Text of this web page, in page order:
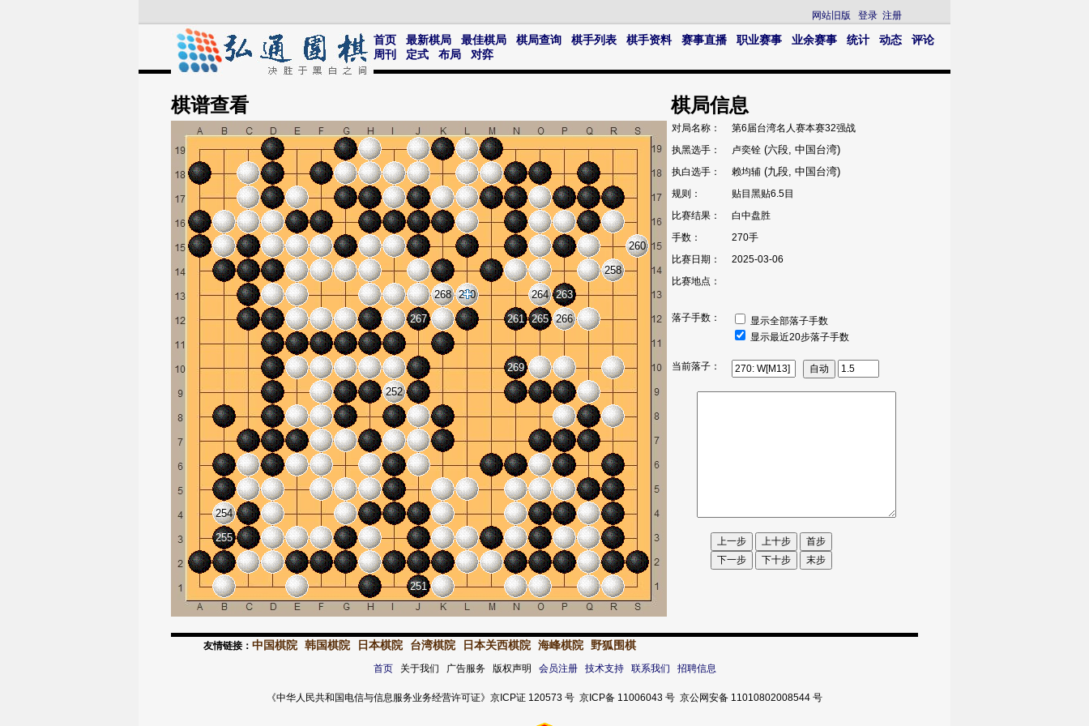
网站旧版 登录 注册
首页 最新棋局 最佳棋局 棋局查询 棋手列表 棋手资料 赛事直播 职业赛事 业余赛事 统计 动态
评论
周刊
定式 布局 对弈
棋谱查看
251
252
254
255
258
260
261
263
264
265 266
267
268
269
270
棋局信息
对局名称：
第6届台湾名人赛本赛32强战
执黑选手：
卢奕铨 (六段, 中国台湾)
执白选手： 赖均辅 (九段, 中国台湾)
规则：
贴目黑贴6.5目
比赛结果：
白中盘胜
手数：
270手
比赛日期：
2025-03-06
比赛地点：
落子手数：
显示全部落子手数
显示最近20步落子手数
当前落子：
友情链接： 中国棋院 韩国棋院 日本棋院 台湾棋院 日本关西棋院 海峰棋院 野狐围棋
首页关于我们 广告服务 版权声明 会员注册 技术支持 联系我们 招聘信息
《中华人民共和国电信与信息服务业务经营许可证》京ICP证 120573 号 京ICP备 11006043 号 京公网安备 11010802008544 号